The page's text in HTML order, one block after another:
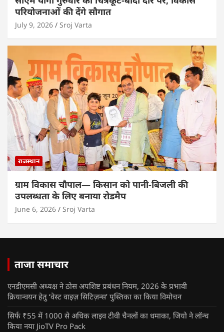
परियोजनाओं की देंगे सौगात
July 9, 2026 Sroj Varta
राजस्थान
ग्राम विकास चौपाल— किसान को पानी-बिजली की
उपलब्धता के लिए बनाया रोडमैप
June 6, 2026 Sroj Varta
ताजा समाचार
एनडीएमसी अध्यक्ष ने ठोस अपशिष्ट प्रबंधन नियम, 2026 के प्रभावी
क्रियान्वयन हेतु ‘वेस्ट वाइज़ सिटिज़न्स’ पुस्तिका का किया विमोचन
सिर्फ ₹55 में 1000 से अधिक लाइव टीवी चैनलों का धमाका, जियो ने लॉन्च
किया नया JioTV Pro Pack